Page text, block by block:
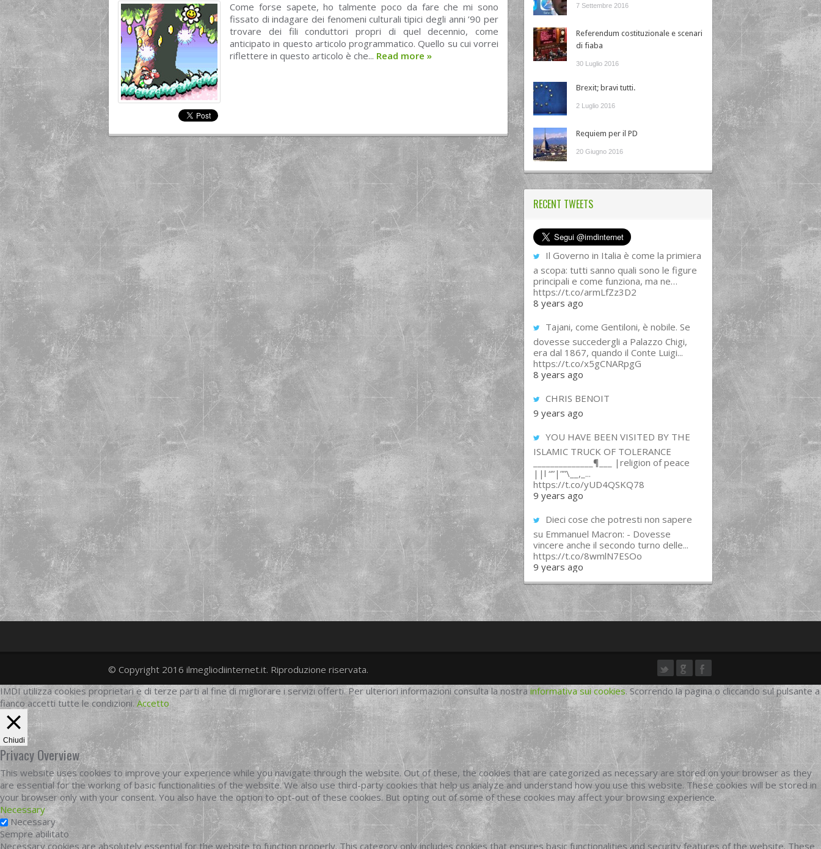
Come forse sapete, ho talmente poco da fare che mi sono
fissato di indagare dei fenomeni culturali tipici degli anni ’90 per
trovare dei fili conduttori propri di quel decennio, come
anticipato in questo articolo programmatico. Quello su cui vorrei
riflettere in questo articolo è che... Read more »
7 Settembre 2016
Referendum costituzionale e scenari
di fiaba
30 Luglio 2016
Brexit; bravi tutti.
2 Luglio 2016
Requiem per il PD
20 Giugno 2016
RECENT TWEETS
Il Governo in Italia è come la primiera
a scopa: tutti sanno quali sono le figure
principali e come funziona, ma ne…
https://t.co/armLfZz3D2
8 years ago
Tajani, come Gentiloni, è nobile. Se
dovesse succedergli a Palazzo Chigi,
era dal 1867, quando il Conte Luigi...
https://t.co/x5gCNARpgG
8 years ago
CHRIS BENOIT
9 years ago
YOU HAVE BEEN VISITED BY THE
ISLAMIC TRUCK OF TOLERANCE
______________¶___ |religion of peace
||l “”|””\__,_...
https://t.co/yUD4QSKQ78
9 years ago
Dieci cose che potresti non sapere
su Emmanuel Macron: - Dovesse
vincere anche il secondo turno delle...
https://t.co/8wmlN7ESOo
9 years ago
twittergoogleplus
facebook
© Copyright 2016 ilmegliodiinternet.it. Riproduzione riservata.
IMDI utilizza cookies proprietari e di terze parti al fine di migliorare i servizi offerti. Per ulteriori informazioni consulta la nostra informativa sui cookies. Scorrendo la pagina o cliccando sul pulsante a
fianco accetti tutte le condizioni. Accetto
Chiudi
Privacy Overview
This website uses cookies to improve your experience while you navigate through the website. Out of these, the cookies that are categorized as necessary are stored on your browser as they
are essential for the working of basic functionalities of the website. We also use third-party cookies that help us analyze and understand how you use this website. These cookies will be stored in
your browser only with your consent. You also have the option to opt-out of these cookies. But opting out of some of these cookies may affect your browsing experience.
Necessary
Necessary
Sempre abilitato
Necessary cookies are absolutely essential for the website to function properly. This category only includes cookies that ensures basic functionalities and security features of the website. These